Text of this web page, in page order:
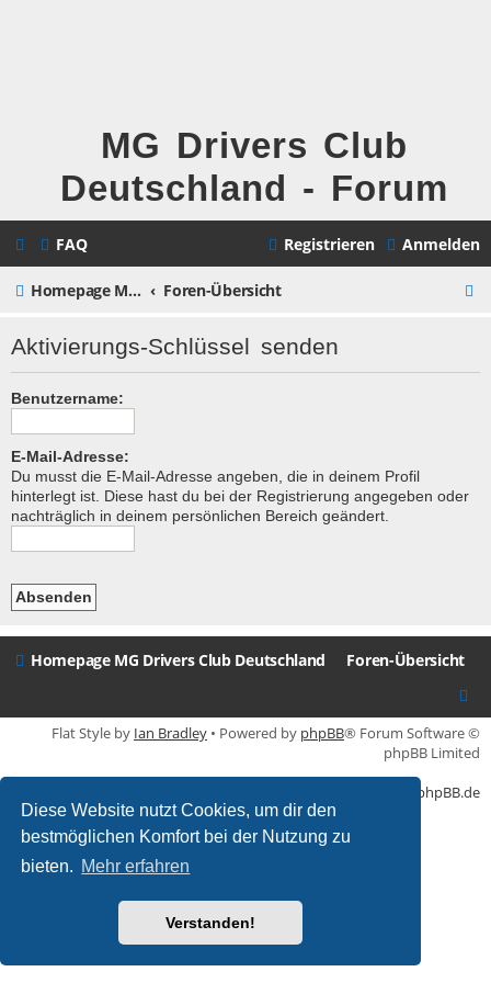
Diese Website nutzt Cookies, um dir den
bestmöglichen Komfort bei der Nutzung zu
bieten. Mehr erfahren
Verstanden!
MG Drivers Club
Deutschland - Forum
FAQ Anmelden
Registrieren
Homepage MG Drivers Club Deutschland Foren-Übersicht
Aktivierungs-Schlüssel senden
Benutzername:
E-Mail-Adresse:
Du musst die E-Mail-Adresse angeben, die in deinem Profil
hinterlegt ist. Diese hast du bei der Registrierung angegeben oder
nachträglich in deinem persönlichen Bereich geändert.
Homepage MG Drivers Club Deutschland Foren-Übersicht
Flat Style by Ian Bradley • Powered by phpBB® Forum Software ©
phpBB Limited
phpBB.de